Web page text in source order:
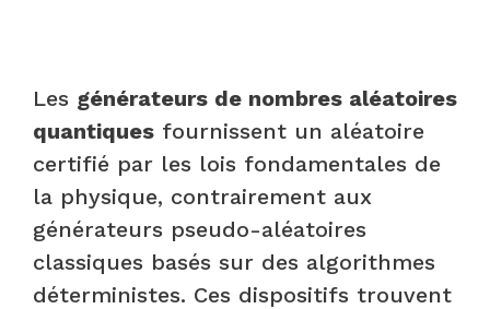
Les générateurs de nombres aléatoires
quantiques fournissent un aléatoire
certifié par les lois fondamentales de
la physique, contrairement aux
générateurs pseudo-aléatoires
classiques basés sur des algorithmes
déterministes. Ces dispositifs trouvent